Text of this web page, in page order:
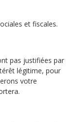
et fiscales.
pas justifiées par
légitime, pour
votre